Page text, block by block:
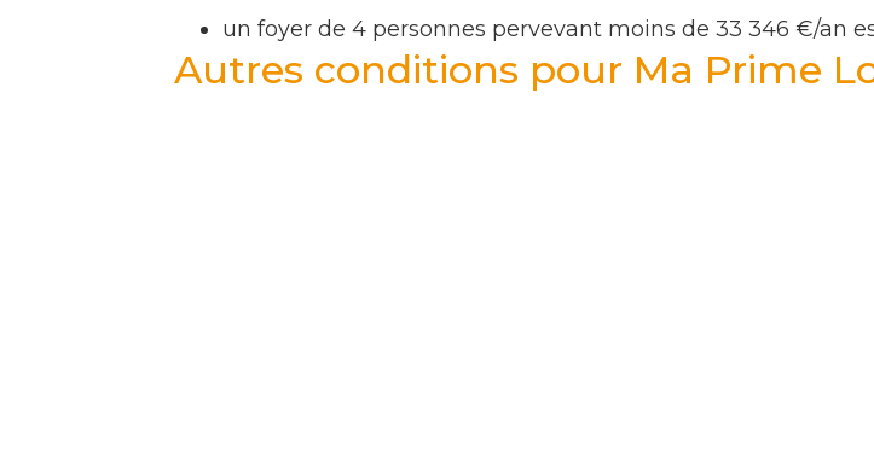
un foyer de 4 personnes pervevant moins de 33 346 €/an
Autres conditions pour Ma Prime